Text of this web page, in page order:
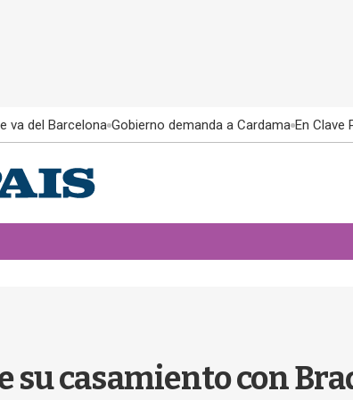
va del Barcelona Gobierno demanda a Cardama En Clave
su casamiento con